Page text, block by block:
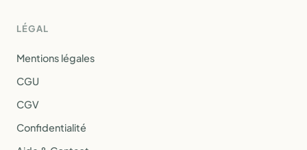
LÉGAL
Mentions légales
CGU
CGV
Confidentialité